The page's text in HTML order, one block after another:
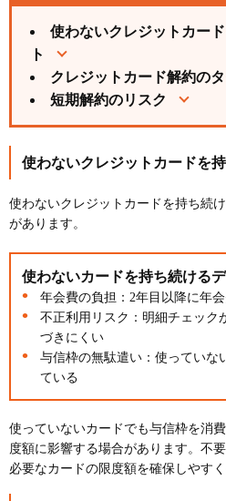
使わないクレジットカー
ト
クレジットカード解約の
短期解約のリスク
使わないクレジットカードを
使わないクレジットカードを持ち続
があります。
使わないカードを持ち続ける
年会費の負担：2年目以降に年
不正利用リスク：明細チェック
づきにくい
与信枠の無駄遣い：使っていな
ている
使っていないカードでも与信枠を消
度額に影響する場合があります。不
必要なカードの限度額を確保しやすく